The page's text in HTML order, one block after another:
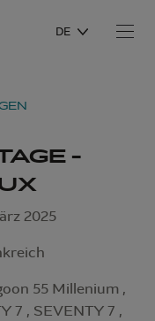
DE
-
2025
55 Millenium ,
7 , SEVENTY 7 ,